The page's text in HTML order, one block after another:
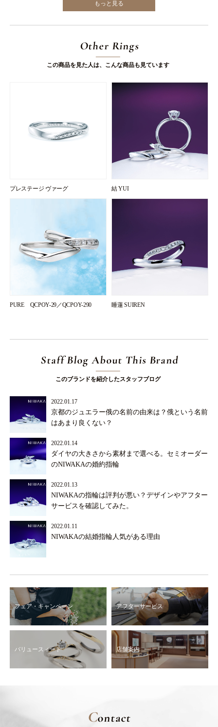
もっと見る
Other Rings
この商品を見た人は、こんな商品も見ています
プレステージ ヴァーグ 結 YUI
PURE QCPOY-29／QCPOY-290 睡蓮 SUIREN
Staff Blog About This Brand
このブランドを紹介したスタッフブログ
2022.01.17
京都のジュエラー俄の名前の由来は？俄という名前
はあまり良くない？
2022.01.14
ダイヤの大きさから素材まで選べる。セミオーダー
のNIWAKAの婚約指輪
2022.01.13
NIWAKAの指輪は評判が悪い？デザインやアフター
サービスを確認してみた。
2022.01.11
NIWAKAの結婚指輪人気がある理由
フェア・キャンペーン アフターサービス
バリュースィート 店舗案内
Contact